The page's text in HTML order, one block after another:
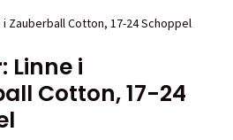
Linne i
Cotton, 17-24